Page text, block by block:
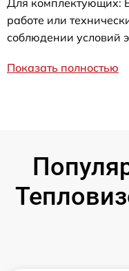
Для комплектующих:
работе или
соблюдении условий
Показать полностью